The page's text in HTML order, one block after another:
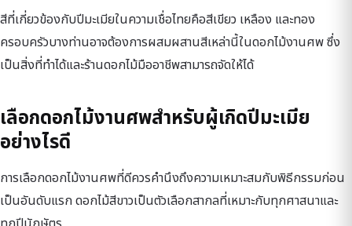
สีที่เกี่ยวข้องกับปีมะเมียในความเชื่อไทยคือสีเขียว เหลือง และทอง
ครอบครัวบางท่านอาจต้องการผสมผสานสีเหล่านี้ในดอกไม้งานศพ ซึ่ง
เป็นสิ่งที่ทำได้และร้านดอกไม้มืออาชีพสามารถจัดให้ได้
เลือกดอกไม้งานศพสำหรับผู้เกิดปีมะเมีย
อย่างไรดี
การเลือกดอกไม้งานศพที่ดีควรคำนึงถึงความเหมาะสมกับพิธีกรรมก่อน
เป็นอันดับแรก ดอกไม้สีขาวเป็นตัวเลือกสากลที่เหมาะกับทุกศาสนาและ